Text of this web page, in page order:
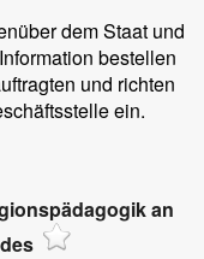
dem Staat und
bestellen
und richten
ein.
an